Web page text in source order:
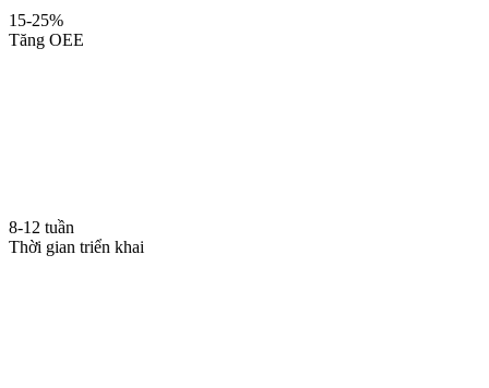
15-25%
Tăng OEE
8-12 tuần
Thời gian triển khai